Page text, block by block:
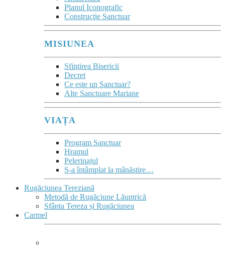
Planul Iconografic
Construcţie Sanctuar
MISIUNEA
Sfinţirea Bisericii
Decret
Ce este un Sanctuar?
Alte Sanctuare Mariane
VIAȚA
Program Sanctuar
Hramul
Pelerinajul
S-a întâmplat la mânăstire…
Rugăciunea Tereziană
Metodă de Rugăciune Lăuntrică
Sfânta Tereza și Rugăciunea
Carmel